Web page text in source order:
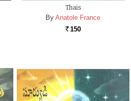
Thais
By Anatole France
Rs. 150